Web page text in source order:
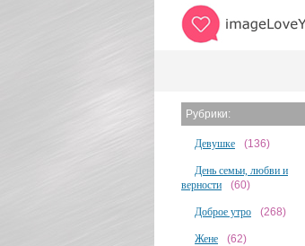
Рубрики:
Девушке (136)
День семьи, любви и
верности
(60)
Доброе утро (268)
Жене (62)